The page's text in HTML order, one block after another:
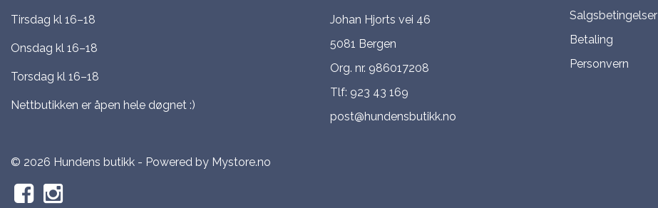
Tirsdag kl 16–18
Onsdag kl 16–18
Torsdag kl 16–18
Nettbutikken er åpen hele døgnet :)
© 2026 Hundens butikk - Powered by Mystore.no
Johan Hjorts vei 46
5081 Bergen
Org. nr. 986017208
Tlf: 923 43 169
post@hundensbutikk.no
Salgsbetingelser
Betaling
Personvern